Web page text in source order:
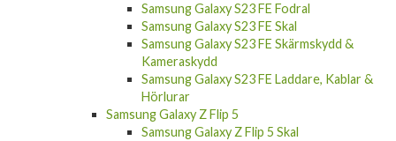
Samsung Galaxy S23 FE Fodral
Samsung Galaxy S23 FE Skal
Samsung Galaxy S23 FE Skärmskydd &
Kameraskydd
Samsung Galaxy S23 FE Laddare, Kablar &
Hörlurar
Samsung Galaxy Z Flip 5
Samsung Galaxy Z Flip 5 Skal